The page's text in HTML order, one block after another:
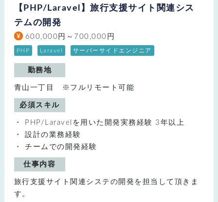
【PHP/Laravel】旅行支援サイト関連シス
テムの開発
600,000円～700,000円
PHP Laravel サーバーサイドエンジニア
勤務地
青山一丁目 ※フルリモート可能
必須スキル
PHP/Laravelを用いた開発実務経験 3年以上
設計の業務経験
チームでの開発経験
仕事内容
旅行支援サイト関連システの開発を担当して頂きま
す。